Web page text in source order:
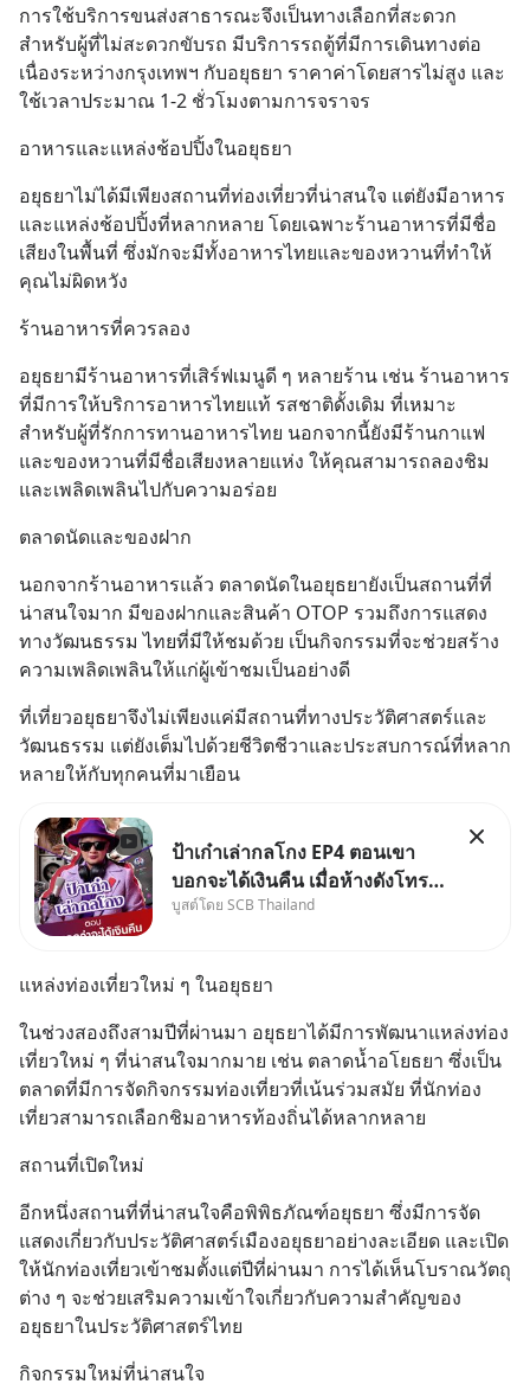
การใช้บริการขนส่งสาธารณะจึงเป็นทางเลือกที่สะดวก
สำหรับผู้ที่ไม่สะดวกขับรถ มีบริการรถตู้ที่มีการเดินทางต่อ
เนื่องระหว่างกรุงเทพฯ กับอยุธยา ราคาค่าโดยสารไม่สูง และ
ใช้เวลาประมาณ 1-2 ชั่วโมงตามการจราจร
อาหารและแหล่งช้อปปิ้งในอยุธยา
อยุธยาไม่ได้มีเพียงสถานที่ท่องเที่ยวที่น่าสนใจ แต่ยังมีอาหาร
และแหล่งช้อปปิ้งที่หลากหลาย โดยเฉพาะร้านอาหารที่มีชื่อ
เสียงในพื้นที่ ซึ่งมักจะมีทั้งอาหารไทยและของหวานที่ทำให้
คุณไม่ผิดหวัง
ร้านอาหารที่ควรลอง
อยุธยามีร้านอาหารที่เสิร์ฟเมนูดี ๆ หลายร้าน เช่น ร้านอาหาร
ที่มีการให้บริการอาหารไทยแท้ รสชาติดั้งเดิม ที่เหมาะ
สำหรับผู้ที่รักการทานอาหารไทย นอกจากนี้ยังมีร้านกาแฟ
และของหวานที่มีชื่อเสียงหลายแห่ง ให้คุณสามารถลองชิม
และเพลิดเพลินไปกับความอร่อย
ตลาดนัดและของฝาก
นอกจากร้านอาหารแล้ว ตลาดนัดในอยุธยายังเป็นสถานที่ที่
น่าสนใจมาก มีของฝากและสินค้า OTOP รวมถึงการแสดง
ทางวัฒนธรรม ไทยที่มีให้ชมด้วย เป็นกิจกรรมที่จะช่วยสร้าง
ความเพลิดเพลินให้แก่ผู้เข้าชมเป็นอย่างดี
ที่เที่ยวอยุธยาจึงไม่เพียงแค่มีสถานที่ทางประวัติศาสตร์และ
วัฒนธรรม แต่ยังเต็มไปด้วยชีวิตชีวาและประสบการณ์ที่หลาก
หลายให้กับทุกคนที่มาเยือน
ป้าเก๋าเล่ากลโกง EP4 ตอนเขา
บอกจะได้เงินคืน เมื่อห้างดังโทร
หาคุณวิยะดา แจ้งเรื่องเคลมสินค้า
คำตอบได้ที่ “ป้าเก๋าเล่ากลโกง”
EP4 ตอน “เขา
บูสต์โดย SCB Thailand
แหล่งท่องเที่ยวใหม่ ๆ ในอยุธยา
ในช่วงสองถึงสามปีที่ผ่านมา อยุธยาได้มีการพัฒนาแหล่งท่อง
เที่ยวใหม่ ๆ ที่น่าสนใจมากมาย เช่น ตลาดน้ำอโยธยา ซึ่งเป็น
ตลาดที่มีการจัดกิจกรรมท่องเที่ยวที่เน้นร่วมสมัย ที่นักท่อง
เที่ยวสามารถเลือกชิมอาหารท้องถิ่นได้หลากหลาย
สถานที่เปิดใหม่
อีกหนึ่งสถานที่ที่น่าสนใจคือพิพิธภัณฑ์อยุธยา ซึ่งมีการจัด
แสดงเกี่ยวกับประวัติศาสตร์เมืองอยุธยาอย่างละเอียด และเปิด
ให้นักท่องเที่ยวเข้าชมตั้งแต่ปีที่ผ่านมา การได้เห็นโบราณวัตถุ
ต่าง ๆ จะช่วยเสริมความเข้าใจเกี่ยวกับความสำคัญของ
อยุธยาในประวัติศาสตร์ไทย
กิจกรรมใหม่ที่น่าสนใจ